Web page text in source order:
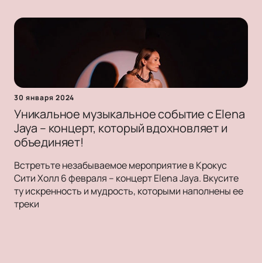
30 января 2024
Уникальное музыкальное событие с Elena
Jaya – концерт, который вдохновляет и
объединяет!
Встретьте незабываемое мероприятие в Крокус
Сити Холл 6 февраля – концерт Elena Jaya. Вкусите
ту искренность и мудрость, которыми наполнены ее
треки